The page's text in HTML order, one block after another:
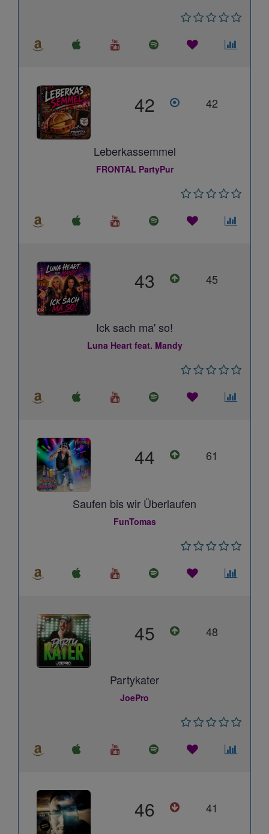
42 42
Leberkassemmel
FRONTAL PartyPur
43 45
Ick sach ma' so!
Luna Heart feat. Mandy
44 61
Saufen bis wir Überlaufen
FunTomas
45 48
Partykater
JoePro
46 41